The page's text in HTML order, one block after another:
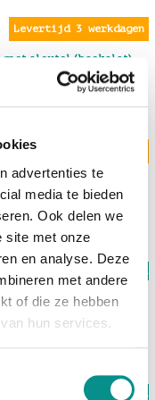
advertenties te
media te bieden
Ook delen we
site met onze
en analyse. Deze
met andere
of die ze hebben
hun services.
Levertijd 3 werkdagen
met sleutel (hoekslot)
Levertijd 3 werkdagen
Op voorraad